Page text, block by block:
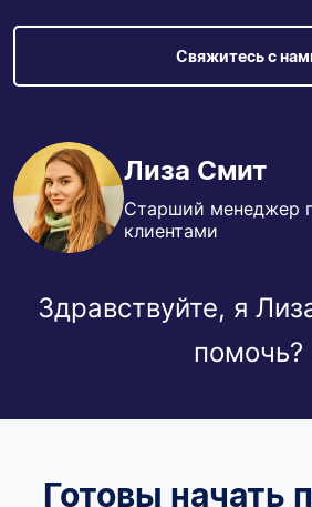
Свяжитесь с
Лиза Смит
Старший менеджер
клиентами
Здравствуйте, я
помочь?
Готовы начать